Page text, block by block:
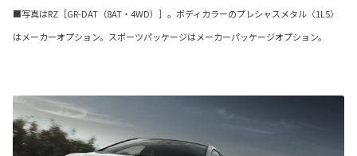
■写真はRZ［GR-DAT（8AT・4WD）］。ボディカラーのプレシャスメタル〈1L5〉
はメーカーオプション。スポーツパッケージはメーカーパッケージオプション。